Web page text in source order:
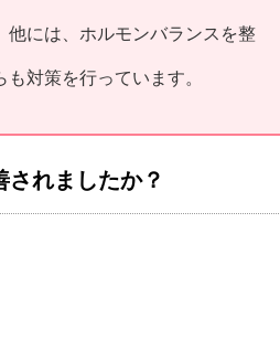
他には、ホルモンバランスを整
対策を行っています。
れましたか？